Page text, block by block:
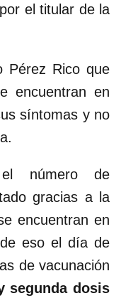
el titular de la
Pérez Rico que
encuentran en
síntomas y no
el número de
gracias a la
encuentran en
eso el día de
de vacunación
segunda dosis